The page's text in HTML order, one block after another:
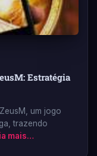
Estratégia
um jogo
trazendo
mais…